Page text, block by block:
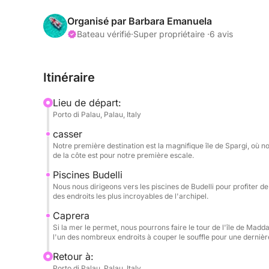
Notre itinéraire vous mènera à travers les eaux
Votre premier arrêt pourrait être l'île de Spargi,
Santa Maria, une étendue d'eau turquoise
Rose de Budelli au passage.
Tout au long de la journée, vous aurez
plongée avec tuba ou tout simplement de vous
chaque recoin, transformant votre excursion en
découverte des plus belles plages de la
Le bateau est équipé de tout le matériel de
escapade inoubliable dans les coins de paradis
Le bateau n'est pas très grand ; pour plus de
Organisé par Barbara Emanuela
Bateau vérifié·Super propriétaire ·6 avis
Itinéraire
Lieu de départ:
Porto di Palau, Palau, Italy
casser
Notre première destination est la magnifique île de Spargi, où
de la côte est pour notre première escale.
Piscines Budelli
Nous nous dirigeons vers les piscines de Budelli pour profiter
des endroits les plus incroyables de l'archipel.
Caprera
Si la mer le permet, nous pourrons faire le tour de l'île de
l'un des nombreux endroits à couper le souffle pour une
Retour à: